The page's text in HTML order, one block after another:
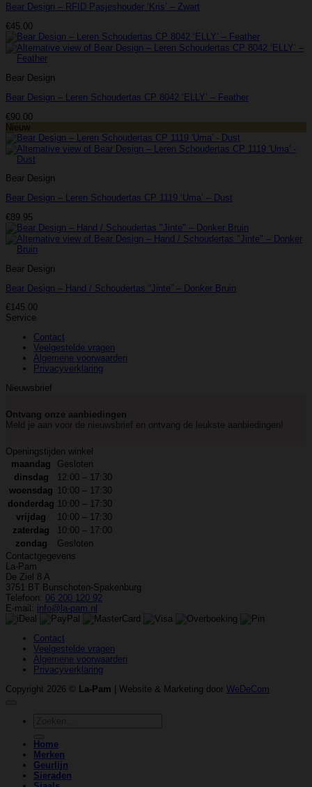
Bear Design – RFID Pasjeshouder ‘Kris’ – Zwart
€45.00
Bear Design
Bear Design – Leren Schoudertas CP 8042 ‘ELLY’ – Feather
€90.00
Nieuw
Bear Design
Bear Design – Leren Schoudertas CP 1119 ‘Uma’ – Dust
€89.95
Bear Design
Bear Design – Hand / Schoudertas “Jinte” – Donker Bruin
€145.00
Service
Contact
Veelgestelde vragen
Algemene voorwaarden
Privacyverklaring
Nieuwsbrief
Ontvang onze aanbiedingen
Meld je aan voor de nieuwsbrief en ontvang de leukste aanbiedingen!
Openingstijden winkel
maandag
Gesloten
dinsdag
12:00 – 17:30
woensdag 10:00 – 17:30
donderdag 10:00 – 17:30
vrijdag
10:00 – 17:30
zaterdag
10:00 – 17:00
zondag
Gesloten
Contactgegevens
La-Pam
De Ziel 8 A
3751 BT Bunschoten-Spakenburg
Telefoon: 06 200 120 92
E-mail: info@la-pam.nl
Contact
Veelgestelde vragen
Algemene voorwaarden
Privacyverklaring
Copyright 2026 © La-Pam | Website & Marketing door WeDeCom
Home
Merken
Geurlijn
Sieraden